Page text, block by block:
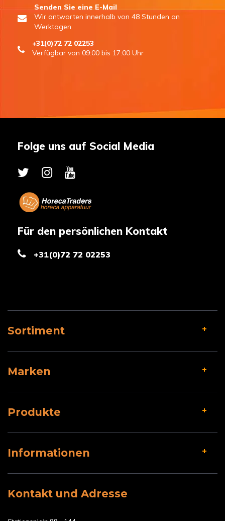
Senden Sie eine E-Mail
Wir antworten innerhalb von 48 Stunden an
Werktagen
+31(0)72 72 02253
Verfügbar von 09:00 bis 17:00 Uhr
Folge uns auf Social Media
Für den persönlichen Kontakt
+31(0)72 72 02253
Sortiment
Marken
Produkte
Informationen
Kontakt und Adresse